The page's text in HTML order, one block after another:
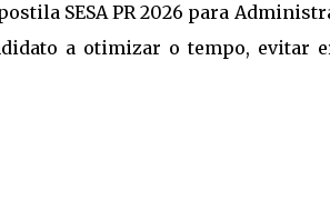
SESA PR 2026 para
a otimizar o tempo, evitar